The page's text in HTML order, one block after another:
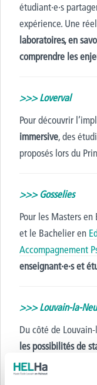
étudiant·e·s
expérience. Une
laboratoires, en
comprendre les
>>> Loverval
Pour découvrir
immersive, des
proposés lors du
>>> Gosselies
Pour les Masters en
et le Bachelier en
Accompagnement
enseignant·e·s et
>>> Louvain-la-
Du côté de
les possibilités de
Bachelier Assistant